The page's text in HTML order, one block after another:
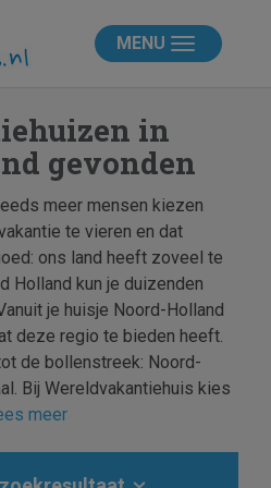
MENU
in
gevonden
meer mensen kiezen
te vieren en dat
ons land heeft zoveel te
Holland kun je duizenden
je huisje Noord-Holland
deze regio te bieden heeft.
de bollenstreek: Noord-
Bij Wereldvakantiehuis kies
meer